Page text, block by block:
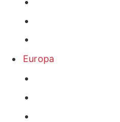
Europa